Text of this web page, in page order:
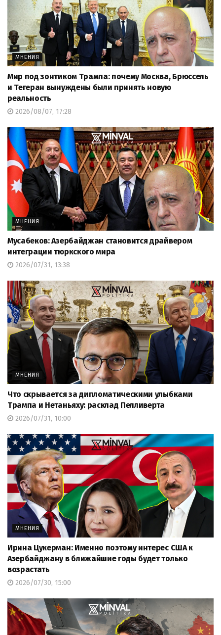
МНЕНИЯ
Мир под зонтиком Трампа: почему Москва, Брюссель
и Тегеран вынуждены были принять новую
реальность
2026/08/07, 17:28
МНЕНИЯ
Мусабеков: Азербайджан становится драйвером
интеграции тюркского мира
2026/07/31, 13:38
МНЕНИЯ
Что скрывается за дипломатическими улыбками
Трампа и Нетаньяху: расклад Пелливерта
2026/07/31, 10:00
МНЕНИЯ
Ирина Цукерман: Именно поэтому интерес США к
Азербайджану в ближайшие годы будет только
возрастать
2026/07/30, 15:00